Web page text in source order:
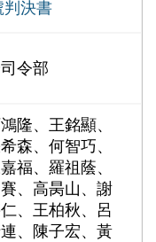
判決書
令部
隆、王銘顯、
森、何智巧、
福、羅祖蔭、
、高昺山、謝
、王柏秋、呂
、陳子宏、黃